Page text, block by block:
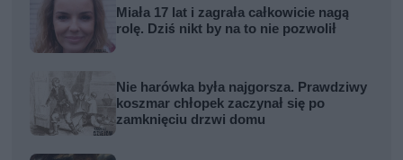
Miała 17 lat i zagrała całkowicie nagą
rolę. Dziś nikt by na to nie pozwolił
Nie harówka była najgorsza. Prawdziwy
koszmar chłopek zaczynał się po
zamknięciu drzwi domu